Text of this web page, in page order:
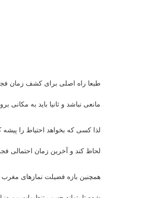
مانعی نباشد و ثانیا باید به
لذا کسی که بخواهد احتیاط را
لحاظ کند و آخرین زمان احتمالی
همچنین بازه فضیلت نمازهای